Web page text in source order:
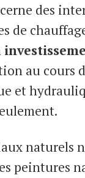
des
de
au cours
et
naturels
peintures